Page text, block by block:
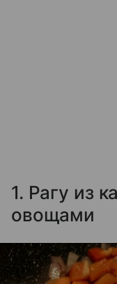
1. Рагу из
овощами